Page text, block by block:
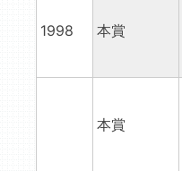
1998 本賞
本賞